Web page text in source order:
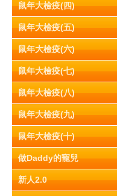
鼠年大檢疫(四)
鼠年大檢疫(五)
鼠年大檢疫(六)
鼠年大檢疫(七)
鼠年大檢疫(八)
鼠年大檢疫(九)
鼠年大檢疫(十)
做Daddy的寵兒
新人2.0